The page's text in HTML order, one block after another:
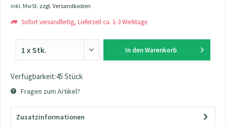
inkl. MwSt. zzgl. Versandkosten
Sofort versandfertig, Lieferzeit ca. 1-3 Werktage
In den Warenkorb
Verfügbarkeit:45 Stück
Fragen zum Artikel?
Zusatzinformationen